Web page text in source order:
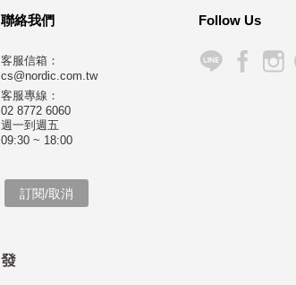
聯絡我們
客服信箱：
cs@nordic.com.tw
客服專線：
02 8772 6060
週一到週五
09:30 ~ 18:00
Follow Us